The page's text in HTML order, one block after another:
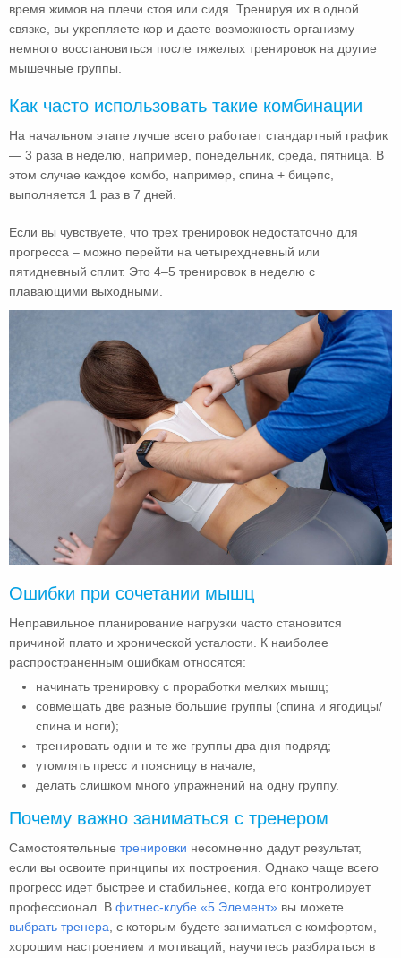
время жимов на плечи стоя или сидя. Тренируя их в одной
связке, вы укрепляете кор и даете возможность организму
немного восстановиться после тяжелых тренировок на другие
мышечные группы.
Как часто использовать такие комбинации
На начальном этапе лучше всего работает стандартный график
— 3 раза в неделю, например, понедельник, среда, пятница. В
этом случае каждое комбо, например, спина + бицепс,
выполняется 1 раз в 7 дней.
Если вы чувствуете, что трех тренировок недостаточно для
прогресса – можно перейти на четырехдневный или
пятидневный сплит. Это 4–5 тренировок в неделю с
плавающими выходными.
Ошибки при сочетании мышц
Неправильное планирование нагрузки часто становится
причиной плато и хронической усталости. К наиболее
распространенным ошибкам относятся:
начинать тренировку с проработки мелких мышц;
совмещать две разные большие группы (спина и ягодицы/
спина и ноги);
тренировать одни и те же группы два дня подряд;
утомлять пресс и поясницу в начале;
делать слишком много упражнений на одну группу.
Почему важно заниматься с тренером
Самостоятельные тренировки несомненно дадут результат,
если вы освоите принципы их построения. Однако чаще всего
прогресс идет быстрее и стабильнее, когда его контролирует
профессионал. В фитнес-клубе «5 Элемент» вы можете
выбрать тренера , с которым будете заниматься с комфортом,
хорошим настроением и мотиваций, научитесь разбираться в